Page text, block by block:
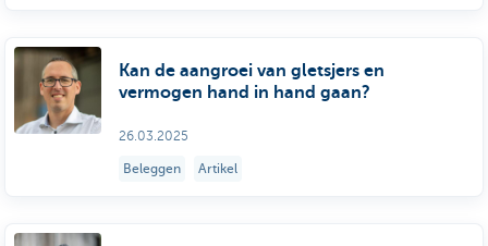
Kan de aangroei van gletsjers en
vermogen hand in hand gaan?
26.03.2025
Beleggen Artikel